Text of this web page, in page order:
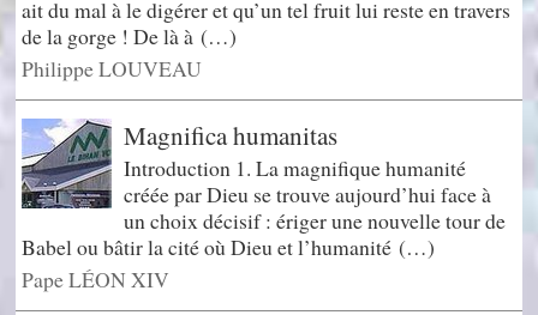
ait du mal à le digérer et qu’un tel fruit lui reste en travers
de la gorge ! De là à (…)
Philippe LOUVEAU
Magnifica humanitas
Introduction 1. La magnifique humanité
créée par Dieu se trouve aujourd’hui face à
un choix décisif : ériger une nouvelle tour de
Babel ou bâtir la cité où Dieu et l’humanité (…)
Pape LÉON XIV